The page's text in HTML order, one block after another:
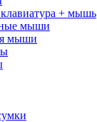
+ мышь
мыши
мыши